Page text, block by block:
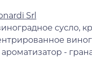
Srl
сусло,
-